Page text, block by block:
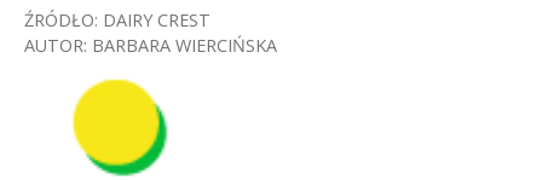
ŹRÓDŁO: DAIRY CREST
AUTOR: BARBARA WIERCIŃSKA